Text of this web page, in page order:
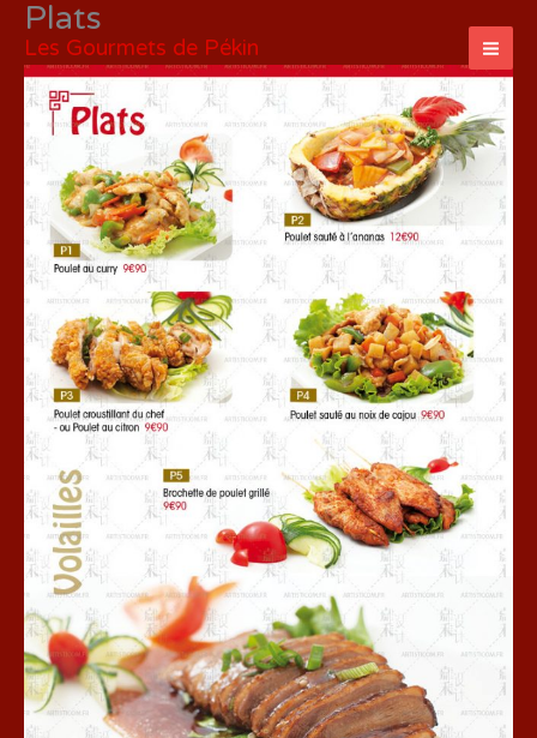
Aller
contenu
Les Gourmets de Pékin
Plats